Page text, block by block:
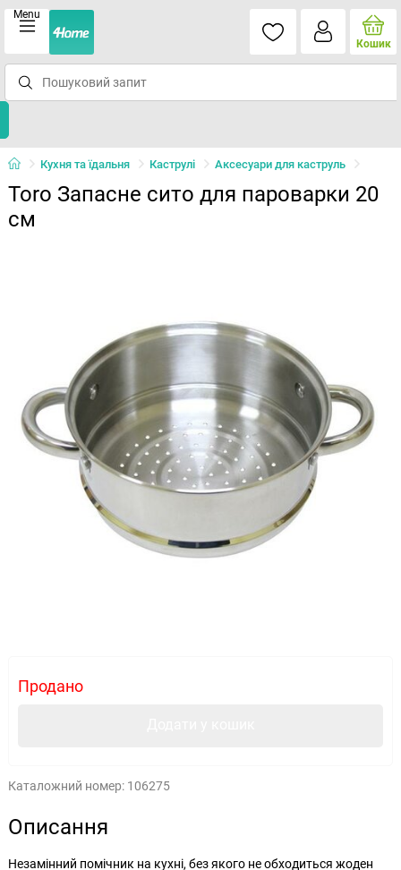
Menu
Кошик
Кухня та їдальня Каструлі Аксесуари для каструль
Toro Запасне сито для пароварки 20
см
Продано
Каталожний номер: 106275
Описання
Незамінний помічник на кухні, без якого не обходиться жоден